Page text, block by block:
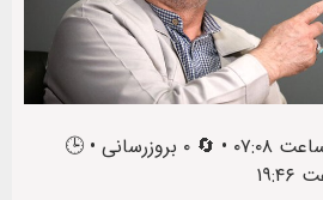
📅 انتشار: ۵ سنبله ۱۴۰۲ ساعت ۰۷:۰۸ • 🔄 ۰ بروزرسانی • 🕒